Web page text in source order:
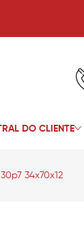
DO CLIENTE
34x70x12